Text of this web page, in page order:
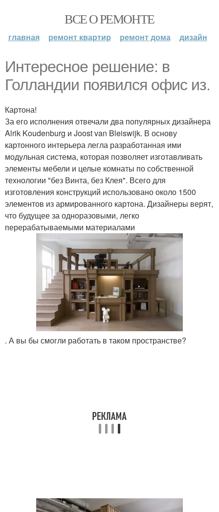
ВСЕ О РЕМОНТЕ
главная ремонт квартир ремонт дома дизайн
Интересное решение: в
Голландии появился офис из.
Картона!
За его исполнения отвечали два популярных дизайнера
Alrik Koudenburg и Joost van Bleiswijk. В основу
картонного интерьера легла разработанная ими
модульная система, которая позволяет изготавливать
элементы мебели и целые комнаты по собственной
технологии "без Винта, без Клея". Всего для
изготовления конструкций использовано около 1500
элементов из армированного картона. Дизайнеры верят,
что будущее за одноразовыми, легко
перерабатываемыми материалами
. А вы бы смогли работать в таком пространстве?